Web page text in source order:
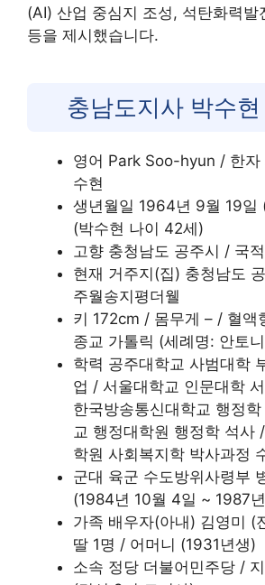
(AI) 산업 중심지 조성, 석탄화력발
등을 제시했습니다.
충남도지사 박수현
영어 Park Soo-hyun / 한자
수현
생년월일 1964년 9월 19일
(박수현 나이 42세)
고향 충청남도 공주시 / 국
현재 거주지(집) 충청남도
주월송지평더웰
키 172cm / 몸무게 – / 혈액
종교 가톨릭 (세례명: 안토
학력 공주대학교 사범대학
업 / 서울대학교 인문대학
한국방송통신대학교 행정
교 행정대학원 행정학 석사
학원 사회복지학 박사과정
군대 육군 수도방위사령부
(1984년 10월 4일 ~ 1987
가족 배우자(아내) 김영미 (
딸 1명 / 어머니 (1931년생)
소속 정당 더불어민주당 /